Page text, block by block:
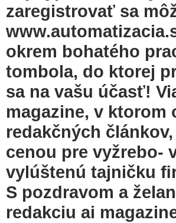
zaregistrovať sa
okrem bohatého
tombola, do ktorej
sa na vašu účasť!
magazine, v ktorom
redakčných
cenou pre vyžrebo-
vylúštenú tajničku
S pozdravom a
redakciu ai